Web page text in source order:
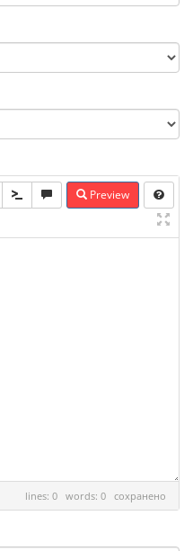
Preview
lines: 0 words: 0 сохранено